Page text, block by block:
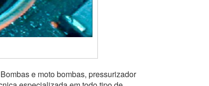
e moto bombas, pressurizador